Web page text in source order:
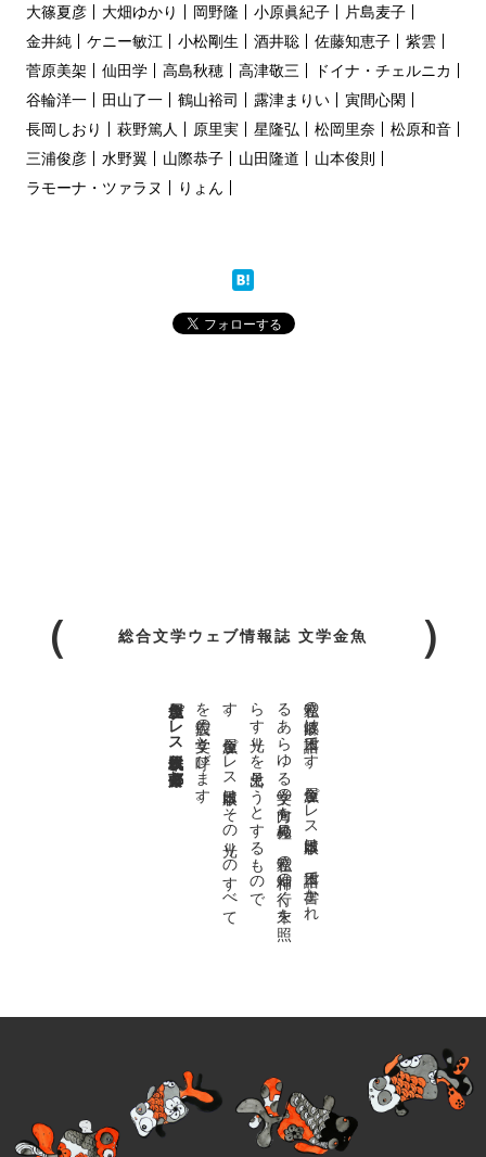
大篠夏彦
大畑ゆかり 岡野隆 小原眞紀子
片島麦子
金井純
ケニー敏江 小松剛生 酒井聡 佐藤知恵子
紫雲
菅原美架
仙田学 高島秋穂 高津敬三
ドイナ・チェルニカ
谷輪洋一
田山了一 鶴山裕司 露津まりい
寅間心閑
長岡しおり
萩野篤人 原里実 星隆弘 松岡里奈
松原和音
三浦俊彦
水野翼 山際恭子 山田隆道
山本俊則
ラモーナ・ツァラヌ
りょん
総合文学ウェブ情報誌 文学金魚
私達の
故郷は
日本語で
す
。
金魚屋プ
レ
ス
日本版は
、
日本語で
書か
れ
る
あ
ら
ゆ
る
文学の
方向を
見極め
、
私達の
精神の
行く
末を
照
ら
す
光り
を
見出そ
う
と
す
る
も
の
で
す
。
金魚屋プ
レ
ス
日本版は
そ
の
光り
の
す
べ
て
を
広義の
文学と
呼び
ま
す
。
金魚屋プレス日本版代表 齋藤都